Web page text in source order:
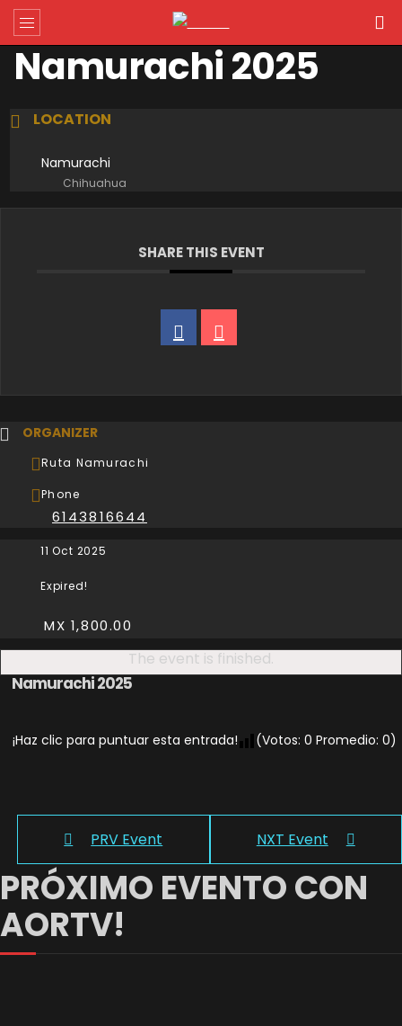
Namurachi 2025
LOCATION
Namurachi
Chihuahua
SHARE THIS EVENT
ORGANIZER
Ruta Namurachi
Phone
6143816644
11 Oct 2025
Expired!
MX 1,800.00
The event is finished.
Namurachi 2025
¡Haz clic para puntuar esta entrada! (Votos: 0 Promedio: 0)
PRV Event NXT Event
PRÓXIMO EVENTO CON
AORTV!